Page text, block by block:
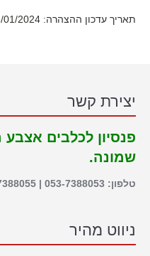
תאריך עדכון ההצהרה: 18/01/2024
יצירת קשר
פנסיון לכלבים אצבע
שמונה.
טלפון: 053-7388053 | 053-7388055.
ניווט מהיר